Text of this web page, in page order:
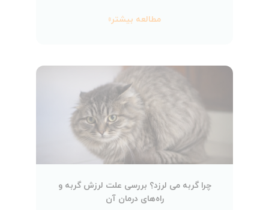
مطالعه بیشتر»
چرا گربه می لرزد؟ بررسی علت لرزش گربه و
راه‌های درمان آن